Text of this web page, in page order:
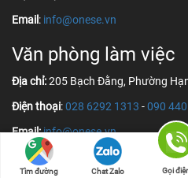
Email : info@onese.vn
Văn phòng làm việc
Địa chỉ:205 Bạch Đằng, Phường
Điện thoại:028 6292 1313 -090
Email:info@onese.vn
Tìm đường Chat Zalo Gọi